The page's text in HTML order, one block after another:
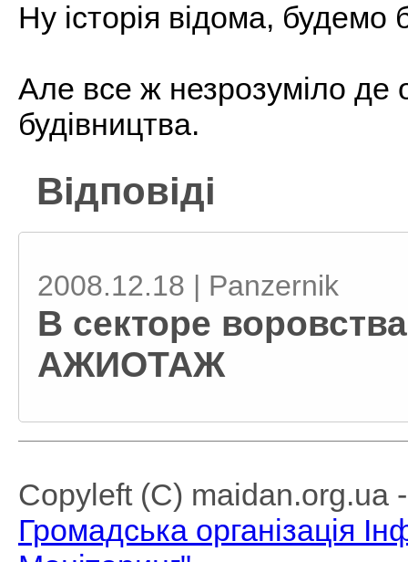
Ну історія відома, будемо
Але все ж незрозуміло де
будівництва.
Відповіді
2008.12.18 | Panzernik
В секторе
АЖИОТАЖ
Copyleft (C) maidan.org.ua
Громадська організація